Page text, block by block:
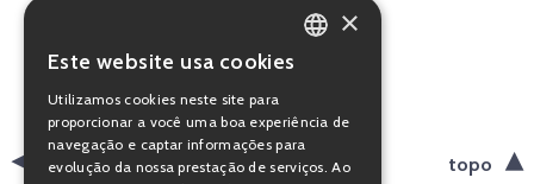
voltar topo
PORTUGUESE
×
Este website usa cookies
Utilizamos cookies neste site para
proporcionar a você uma boa experiência de
navegação e captar informações para
evolução da nossa prestação de serviços. Ao